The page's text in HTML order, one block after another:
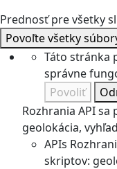
Prednosť pre všetky
Povoľte všetky
Táto stránka
správne
Povoliť
Rozhrania API
geolokácia,
APIs
skriptov: